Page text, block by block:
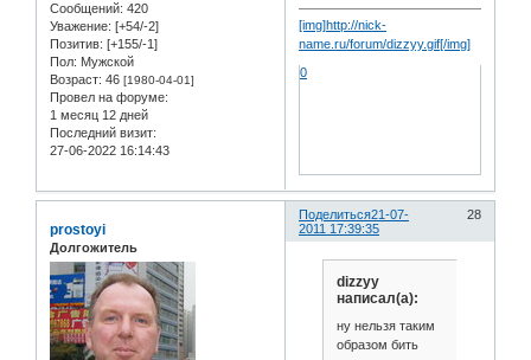
Сообщений: 420
Уважение: [+54/-2]
Позитив: [+155/-1]
Пол: Мужской
Возраст: 46 [1980-04-01]
Провел на форуме:
1 месяц 12 дней
Последний визит:
27-06-2022 16:14:43
[img]http://nick-
name.ru/forum/dizzyy.gif[/img]
0
Поделиться 28
21-07-
2011 17:39:35
prostoyi
Долгожитель
dizzyy
написал(а):
ну нельзя таким
образом бить